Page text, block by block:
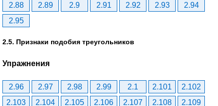
2.88 2.89 2.9 2.91 2.92 2.93
2.94
2.95
2.5. Признаки подобия треугольников
Упражнения
2.96 2.97 2.98 2.99 2.1 2.101
2.102
2.103
2.104 2.105 2.106 2.107 2.108
2.109